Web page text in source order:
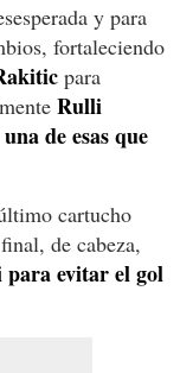
y para
fortaleciendo
para
Rulli
de esas que
cartucho
de cabeza,
evitar el gol